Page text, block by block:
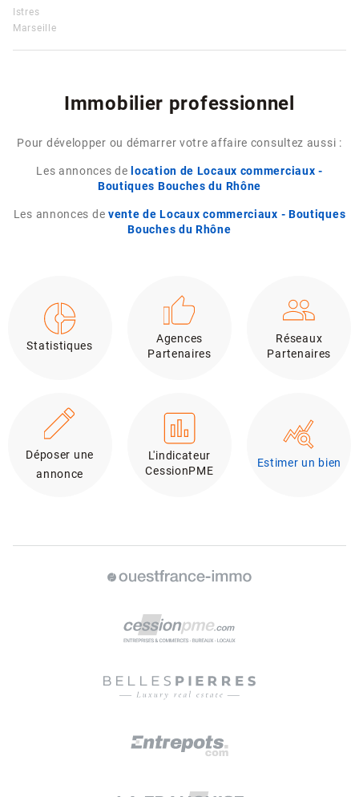
Istres
Marseille
Immobilier professionnel
Pour développer ou démarrer votre affaire consultez aussi :
Les annonces de location de Locaux commerciaux -
Boutiques Bouches du Rhône
Les annonces de vente de Locaux commerciaux - Boutiques
Bouches du Rhône
Statistiques
Agences
Partenaires
Réseaux
Partenaires
Déposer une
annonce
L'indicateur
CessionPME
Estimer un bien